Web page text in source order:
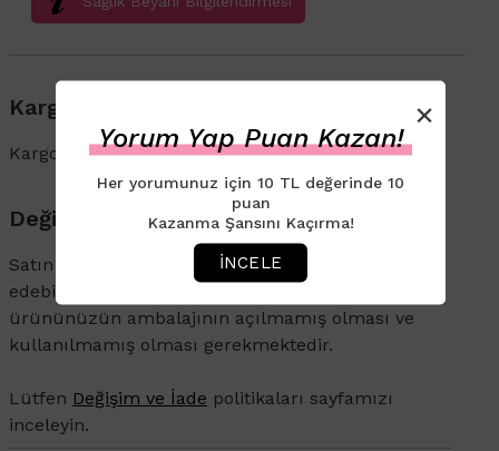
Kargo & Teslimat
Kargo ve İade süreçleriyle ilgili bilgi içintıklayın
Değişim & İade
Satın aldığınız ürünü 14 gün içerisinde iade
edebilirsiniz. İade veya değişim talebi olan
ürününüzün ambalajının açılmamış olması ve
kullanılmamış olması gerekmektedir.
Lütfen Değişim ve İade politikaları sayfamızı
inceleyin.
×
Yorum Yap Puan Kazan!
Her yorumunuz için 10 TL değerinde 10
puan
Kazanma Şansını Kaçırma!
İNCELE